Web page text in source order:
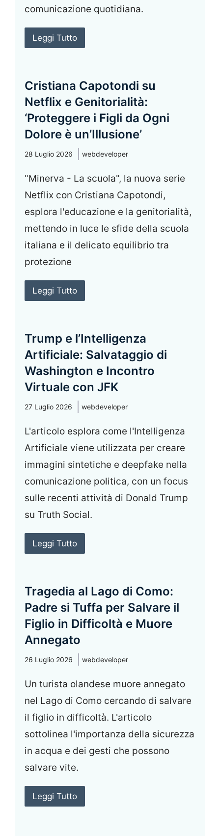
comunicazione quotidiana.
Leggi Tutto
Cristiana Capotondi su
Netflix e Genitorialità:
‘Proteggere i Figli da Ogni
Dolore è un’Illusione’
28 Luglio 2026 webdeveloper
"Minerva - La scuola", la nuova serie
Netflix con Cristiana Capotondi,
esplora l'educazione e la genitorialità,
mettendo in luce le sfide della scuola
italiana e il delicato equilibrio tra
protezione
Leggi Tutto
Trump e l’Intelligenza
Artificiale: Salvataggio di
Washington e Incontro
Virtuale con JFK
27 Luglio 2026 webdeveloper
L'articolo esplora come l'Intelligenza
Artificiale viene utilizzata per creare
immagini sintetiche e deepfake nella
comunicazione politica, con un focus
sulle recenti attività di Donald Trump
su Truth Social.
Leggi Tutto
Tragedia al Lago di Como:
Padre si Tuffa per Salvare il
Figlio in Difficoltà e Muore
Annegato
26 Luglio 2026 webdeveloper
Un turista olandese muore annegato
nel Lago di Como cercando di salvare
il figlio in difficoltà. L'articolo
sottolinea l'importanza della sicurezza
in acqua e dei gesti che possono
salvare vite.
Leggi Tutto